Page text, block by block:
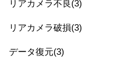
リアカメラ不良(3)
リアカメラ破損(3)
データ復元(3)